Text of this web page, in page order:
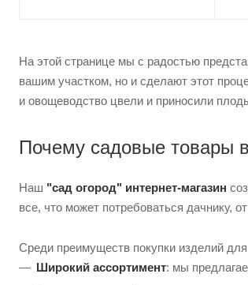
На этой странице мы с радостью
вашим участком, но и сделают этот
и овощеводство цвели и приносили
Почему садовые товары
Наш "сад огород" интернет-магазин
все, что может потребоваться дачнику,
Среди преимуществ покупки изделий
Широкий ассортимент: мы